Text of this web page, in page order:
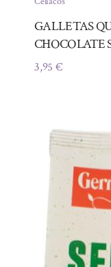
GALLETAS
CHOCOLATE
3,95€